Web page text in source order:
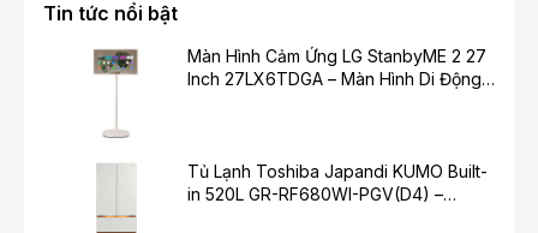
Công nghệ Adaptive Sound Pro: Âm thanh được tối ưu
hóa theo không gian và nội dung, cho trải nghiệm âm
thanh sống động.
người, mang đến cảm giác chân thật hơn.
Thiết kế và tính năng tiện ích:
Tin tức nổi bật
Màn Hình Cảm Ứng LG StanbyME 2 27
Inch 27LX6TDGA – Màn Hình Di Động
Tủ Lạnh Toshiba Japandi KUMO Built-
in 520L GR-RF680WI-PGV(D4) –